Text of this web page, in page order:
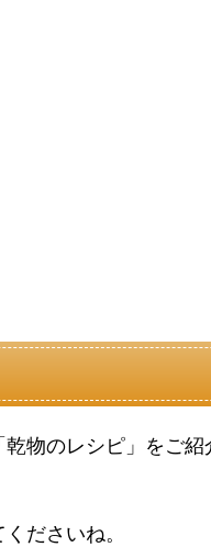
乾物のレシピ」をご紹
ださいね。